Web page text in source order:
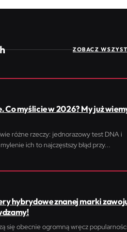
ZOBACZ
Co myślicie w 2026? My już
różne rzeczy: jednorazowy test DNA i
ich to najczęstszy błąd przy...
hybrydowe znanej marki
się obecnie ogromną wręcz